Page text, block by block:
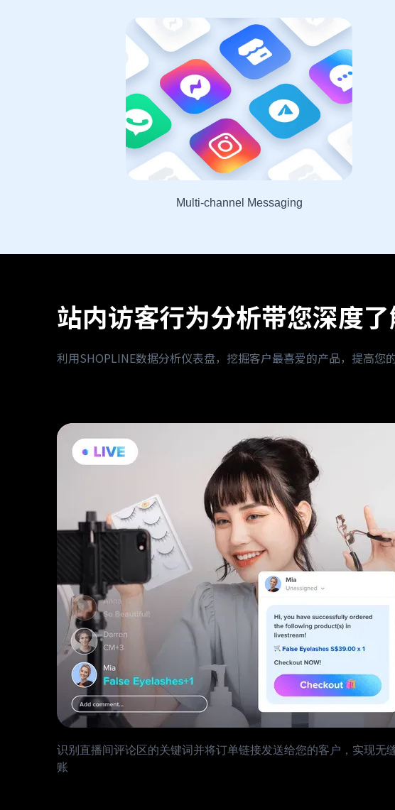
Multi-channel Messaging
站内访客行为分析带您深度
利用SHOPLINE数据分析仪表盘，挖掘客户最喜爱的产品，提高您
识别直播间评论区的关键词并将订单链接发送给您的客户，实现无
账